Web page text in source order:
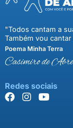
"Todos cantam a
Também vou cantar
Poema Minha Terra
Casimiro de
Redes sociais